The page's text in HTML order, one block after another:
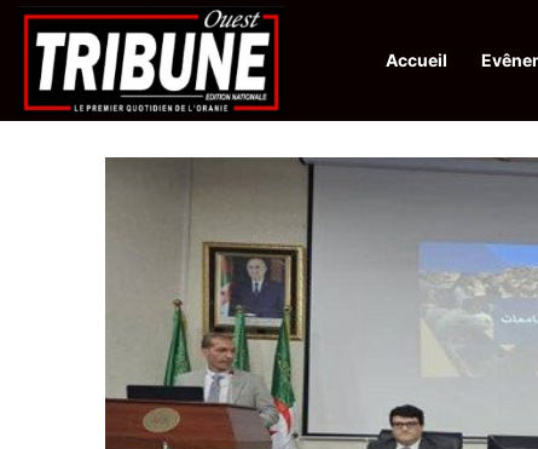
Accueil
Infos en Direct: La revue El Djeïch : l’Algérie poursuit la